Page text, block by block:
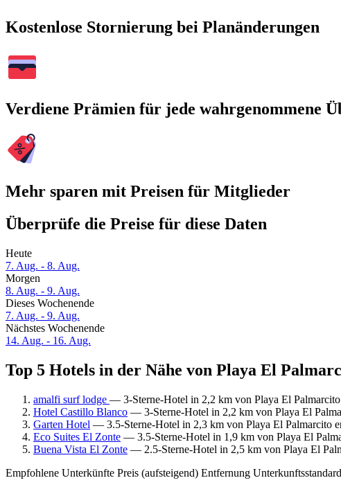
Kostenlose Stornierung bei Planänderungen
Verdiene Prämien für jede wahrgenommene
Mehr sparen mit Preisen für Mitglieder
Überprüfe die Preise für diese Daten
Heute
7. Aug. - 8. Aug.
Morgen
8. Aug. - 9. Aug.
Dieses Wochenende
7. Aug. - 9. Aug.
Nächstes Wochenende
14. Aug. - 16. Aug.
Top 5 Hotels in der Nähe von Playa El
amalfi surf lodge — 3-Sterne-Hotel in 2,2 km von Playa El
Hotel Castillo Blanco — 3-Sterne-Hotel in 2,2 km von Playa El
Garten Hotel — 3.5-Sterne-Hotel in 2,3 km von Playa El Palmarcito
Eco Suites El Zonte — 3.5-Sterne-Hotel in 1,9 km von Playa El
Buena Vista El Zonte — 2.5-Sterne-Hotel in 2,5 km von Playa El
Empfohlene Unterkünfte Preis (aufsteigend) Entfernung Unterkunftsstandard